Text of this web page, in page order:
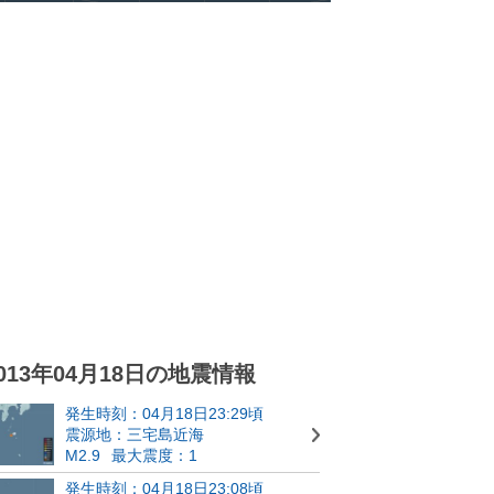
年04月18日の地震情報
発生時刻：04月18日23:29頃
震源地：三宅島近海
M2.9
最大震度：1
発生時刻：04月18日23:08頃